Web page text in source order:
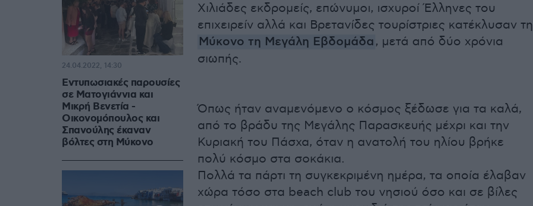
Χιλιάδες εκδρομείς, επώνυμοι, ισχυροί Έλληνες του
επιχειρείν αλλά και Βρετανίδες τουρίστριες κατέκλυσαν τη
Μύκονο τη Μεγάλη Εβδομάδα , μετά από δύο χρόνια
σιωπής.
Όπως ήταν αναμενόμενο ο κόσμος ξέδωσε για τα καλά,
από το βράδυ της Μεγάλης Παρασκευής μέχρι και την
Κυριακή του Πάσχα, όταν η ανατολή του ηλίου βρήκε
πολύ κόσμο στα σοκάκια.
Πολλά τα πάρτι τη συγκεκριμένη ημέρα, τα οποία έλαβαν
χώρα τόσο στα beach club του νησιού όσο και σε βίλες
Εντυπωσιακές παρουσίες
σε Ματογιάννια και
Μικρή Βενετία -
Οικονομόπουλος και
Σπανούλης έκαναν
βόλτες στη Μύκονο
24.04.2022, 14:30